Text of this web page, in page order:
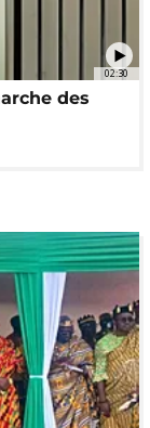
02:30
des